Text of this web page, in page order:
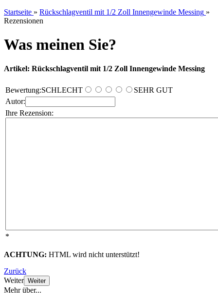
Startseite » Rückschlagventil mit 1/2 Zoll Innengewinde Messing »
Rezensionen
Was meinen Sie?
Artikel: Rückschlagventil mit 1/2 Zoll Innengewinde Messing
Bewertung:SCHLECHT
SEHR GUT
Autor:
Ihre Rezension:
*
ACHTUNG: HTML wird nicht unterstützt!
Zurück
Weiter Weiter
Mehr über...